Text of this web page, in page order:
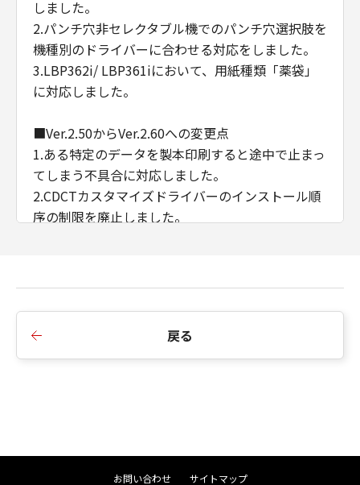
しました。
2.パンチ穴非セレクタブル機でのパンチ穴選択肢を
機種別のドライバーに合わせる対応をしました。
3.LBP362i/ LBP361iにおいて、用紙種類「薬袋」
に対応しました。
■Ver.2.50からVer.2.60への変更点
1.ある特定のデータを製本印刷すると途中で止まっ
てしまう不具合に対応しました。
2.CDCTカスタマイズドライバーのインストール順
序の制限を廃止しました。
を変更しました。
2.インストーラーの探索時にSNMPコミュニティ名
戻る
お問い合わせ サイトマップ